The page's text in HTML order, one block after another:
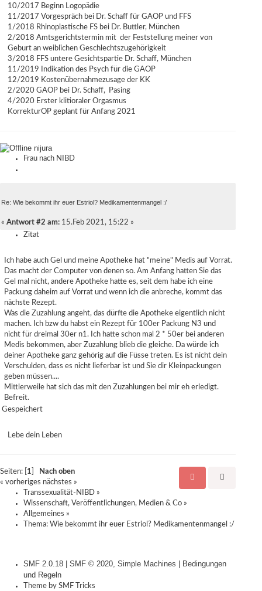
10/2017 Beginn Logopädie
11/2017 Vorgespräch bei Dr. Schaff für GAOP und FFS
1/2018 Rhinoplastische FS bei Dr. Buttler, München
2/2018 Amtsgerichtstermin mit der Feststellung meiner von
Geburt an weiblichen Geschlechtszugehörigkeit
3/2018 FFS untere Gesichtspartie Dr. Schaff, München
11/2019 Indikation des Psych für die GAOP
12/2019 Kostenübernahmezusage der KK
2/2020 GAOP bei Dr. Schaff, Pasing
4/2020 Erster klitioraler Orgasmus
KorrekturOP geplant für Anfang 2021
nijura
Frau nach NIBD
Re: Wie bekommt ihr euer Estriol? Medikamentenmangel :/
« Antwort #2 am: 15.Feb 2021, 15:22 »
Zitat
Ich habe auch Gel und meine Apotheke hat "meine" Medis auf Vorrat.
Das macht der Computer von denen so. Am Anfang hatten Sie das
Gel mal nicht, andere Apotheke hatte es, seit dem habe ich eine
Packung daheim auf Vorrat und wenn ich die anbreche, kommt das
nächste Rezept.
Was die Zuzahlung angeht, das dürfte die Apotheke eigentlich nicht
machen. Ich bzw du habst ein Rezept für 100er Packung N3 und
nicht für dreimal 30er n1. Ich hatte schon mal 2 * 50er bei anderen
Medis bekommen, aber Zuzahlung blieb die gleiche. Da würde ich
deiner Apotheke ganz gehörig auf die Füsse treten. Es ist nicht dein
Verschulden, dass es nicht lieferbar ist und Sie dir Kleinpackungen
geben müssen....
Mittlerweile hat sich das mit den Zuzahlungen bei mir eh erledigt.
Befreit.
Gespeichert
Lebe dein Leben
Seiten: [ 1
Nach oben
« vorheriges nächstes »
Transsexualität-NIBD »
Wissenschaft, Veröffentlichungen, Medien & Co »
Allgemeines »
Thema: Wie bekommt ihr euer Estriol? Medikamentenmangel :/
SMF 2.0.18 SMF © 2020, Simple Machines
Bedingungen
und Regeln
Theme by SMF Tricks